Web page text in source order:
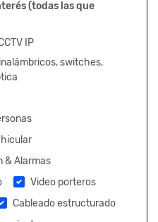
(todas las que
IP
switches,
& Alarmas
Video porteros
Cableado estructurado